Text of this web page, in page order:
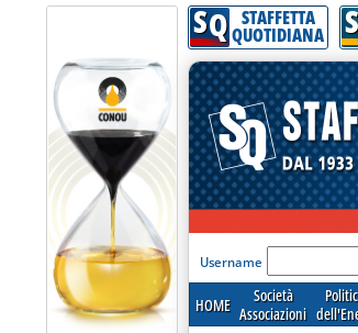
SQ STAFFETTA
QUOTIDIANA S
'Modulo
Username
HOME
Società
Associazioni